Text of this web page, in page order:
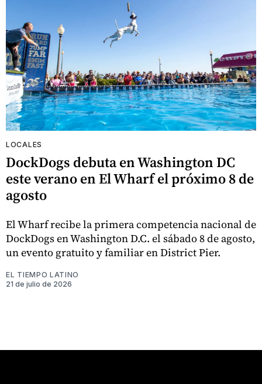
LOCALES
DockDogs debuta en Washington DC
este verano en El Wharf el próximo 8 de
agosto
El Wharf recibe la primera competencia nacional de
DockDogs en Washington D.C. el sábado 8 de agosto,
un evento gratuito y familiar en District Pier.
EL TIEMPO LATINO
21 de julio de 2026